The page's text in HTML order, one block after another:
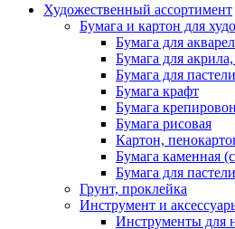
Художественный ассортимент
Бумага и картон для
Бумага для
Бумага для
Бумага для пастели
Бумага крафт
Бумага
Бумага рисовая
Картон,
Бумага каменная
Бумага для
Грунт, проклейка
Инструмент и
Инструменты для